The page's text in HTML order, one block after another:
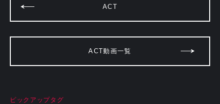
ACT
ACT動画一覧
ピックアップタグ